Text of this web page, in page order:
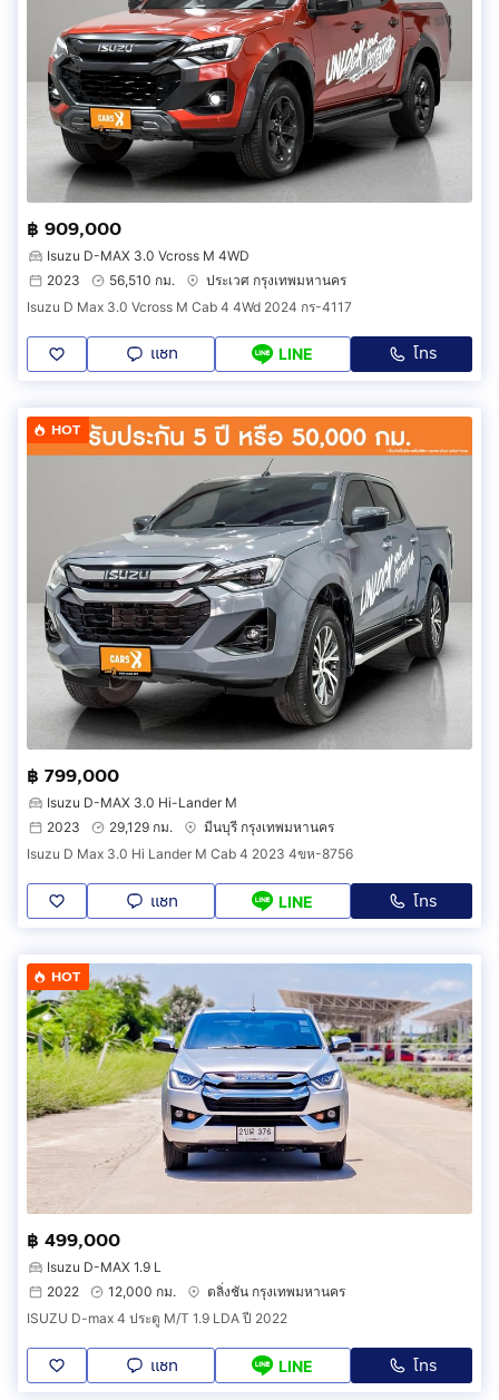
฿ 909,000
Isuzu D-MAX 3.0 Vcross M 4WD
2023
56,510 กม.
ประเวศ กรุงเทพมหานคร
Isuzu D Max 3.0 Vcross M Cab 4 4Wd 2024 กร-4117
แชท LINE โทร
HOT
฿ 799,000
Isuzu D-MAX 3.0 Hi-Lander M
2023
29,129 กม.
มีนบุรี กรุงเทพมหานคร
Isuzu D Max 3.0 Hi Lander M Cab 4 2023 4ขห-8756
แชท LINE โทร
HOT
฿ 499,000
Isuzu D-MAX 1.9 L
2022
12,000 กม.
ตลิ่งชัน กรุงเทพมหานคร
ISUZU D-max 4 ประตู M/T 1.9 LDA ปี 2022
แชท LINE โทร